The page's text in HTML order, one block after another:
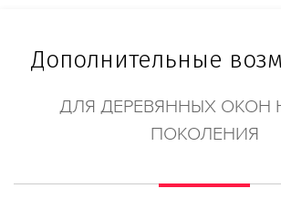
Дополнительные
ДЛЯ ДЕРЕВЯННЫХ ОКОН
ПОКОЛЕНИЯ